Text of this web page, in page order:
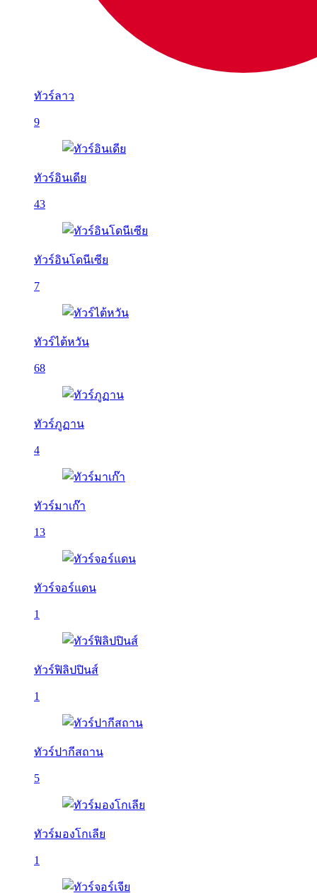
ทัวร์ลาว
9
ทัวร์อินเดีย
43
ทัวร์อินโดนีเซีย
7
ทัวร์ไต้หวัน
68
ทัวร์ภูฏาน
4
ทัวร์มาเก๊า
13
ทัวร์จอร์แดน
1
ทัวร์ฟิลิปปินส์
1
ทัวร์ปากีสถาน
5
ทัวร์มองโกเลีย
1